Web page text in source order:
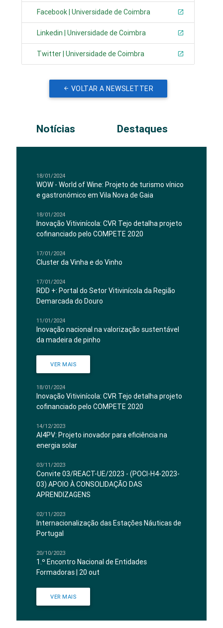
Facebook | Universidade de Coimbra
Linkedin | Universidade de Coimbra
Twitter | Universidade de Coimbra
VOLTAR A NEWSLETTER
Notícias Destaques
18/01/2024
WOW - World of Wine: Projeto de turismo vínico
e gastronómico em Vila Nova de Gaia
18/01/2024
Inovação Vitivinícola: CVR Tejo detalha projeto
cofinanciado pelo COMPETE 2020
17/01/2024
Cluster da Vinha e do Vinho
17/01/2024
RDD +: Portal do Setor Vitivinícola da Região
Demarcada do Douro
11/01/2024
Inovação nacional na valorização sustentável
da madeira de pinho
VER MAIS
18/01/2024
Inovação Vitivinícola: CVR Tejo detalha projeto
cofinanciado pelo COMPETE 2020
14/12/2023
AI4PV: Projeto inovador para eficiência na
energia solar
03/11/2023
Convite 03/REACT-UE/2023 - (POCI-H4-2023-
03) APOIO À CONSOLIDAÇÃO DAS
APRENDIZAGENS
02/11/2023
Internacionalização das Estações Náuticas de
Portugal
20/10/2023
1.º Encontro Nacional de Entidades
Formadoras | 20 out
VER MAIS